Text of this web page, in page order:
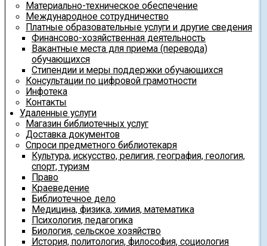
Материально-техническое обеспечение
Международное сотрудничество
Платные образовательные услуги и другие сведения
Финансово-хозяйственная деятельность
Вакантные места для приема (перевода)
обучающихся
Стипендии и меры поддержки обучающихся
Консультации по цифровой грамотности
Инфотека
Контакты
Удаленные услуги
Магазин библиотечных услуг
Доставка документов
Спроси предметного библиотекаря
Культура, искусство, религия, география, геология,
спорт, туризм
Право
Краеведение
Библиотечное дело
Медицина, физика, химия, математика
Психология, педагогика
Биология, сельское хозяйство
История, политология, философия, социология